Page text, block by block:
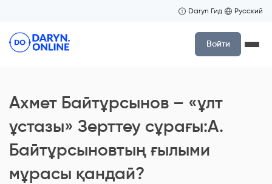
Daryn Гид Русский
Войти
Ахмет Байтұрсынов – «ұлт
ұстазы» Зерттеу сұрағы:А.
Байтұрсыновтың ғылыми
мұрасы қандай?